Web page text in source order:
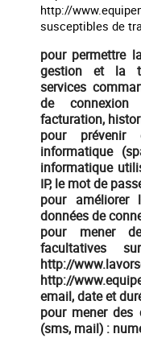
http://
susceptibles de
pour permettre
gestion et la
services
de
facturation,
pour
informatique
informatique
IP, le mot de
pour
données de
pour mener
facultatives sur
http://
http://
email, date et
pour mener des
(sms, mail) :